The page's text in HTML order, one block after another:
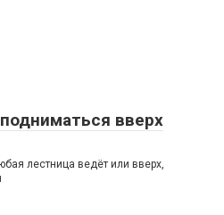
вверх
лестница ведёт или вверх,